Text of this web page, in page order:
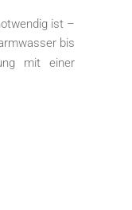
ist –
bis
mit einer